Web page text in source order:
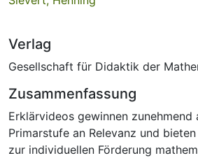
Verlag
Gesellschaft für Didaktik der
Zusammenfassung
Erklärvideos gewinnen zunehmend
Primarstufe an Relevanz und
zur individuellen Förderung